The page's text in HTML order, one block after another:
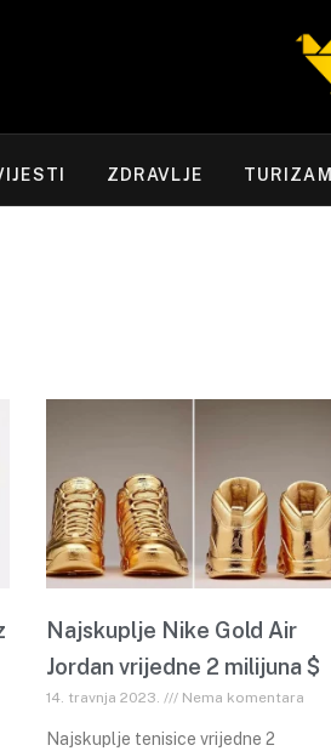
ZDRAVLJE TURIZAM
Najskuplje Nike Gold Air
Jordan vrijedne 2 milijuna $
14. travnja 2023. Nema komentara
Najskuplje tenisice vrijedne 2